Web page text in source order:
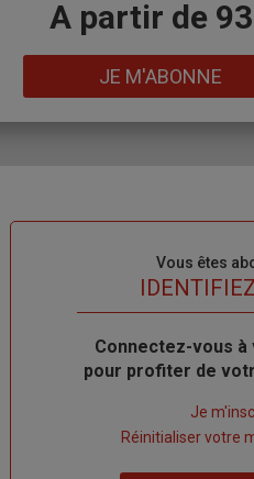
A partir de
JE M'ABONNE
Vous êtes
Body
Connectez-vous
pour profiter de
Je
Réinitialiser votre